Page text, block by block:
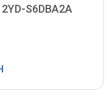
S6DBA2A